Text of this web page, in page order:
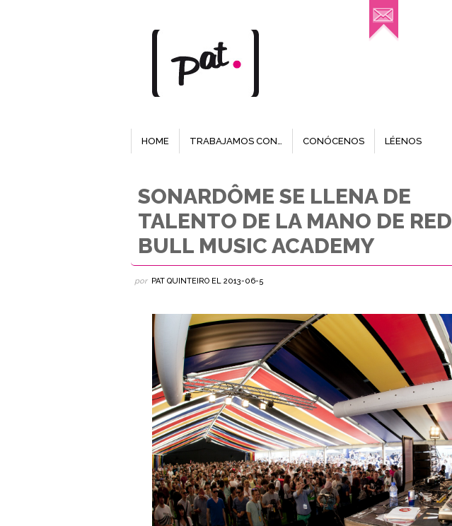
HOME TRABAJAMOS CON… CONÓCENOS LÉENOS
SONARDÔME SE LLENA DE
TALENTO DE LA MANO DE RED
BULL MUSIC ACADEMY
por PAT QUINTEIROEL 2013-06-5